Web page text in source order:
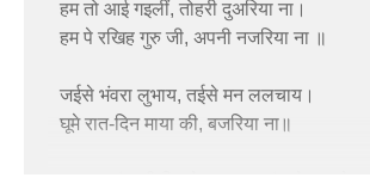
झुकलीं चरनियां तोहार …
मधुर मुस्कान राउर तिरछी नजरिया।
जियरा के कइलै बेहाल हो ॥
धन बानी …
हम तो आई गइलीं, तोहरी दुअरिया ना।
हम पे रखिह गुरु जी, अपनी नजरिया ना ॥
जईसे भंवरा लुभाय, तईसे मन ललचाय।
घूमे रात-दिन माया की, बजरिया ना॥